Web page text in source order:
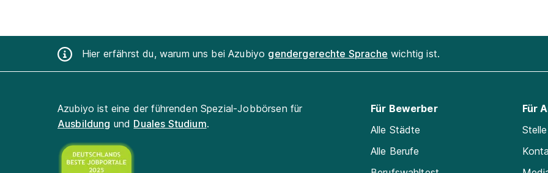
Hier erfährst du, warum uns bei Azubiyo gendergerechte Sprache wichtig ist.
Azubiyo ist eine der führenden Spezial-Jobbörsen für
Ausbildung und Duales Studium.
Für Bewerber
Alle Städte
Alle Berufe
Für